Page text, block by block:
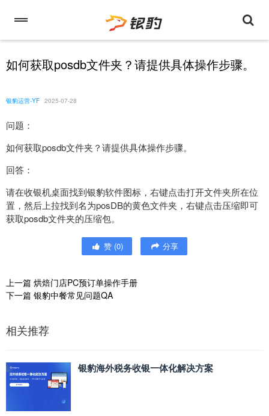
如何获取posdb文件夹？请提供具体操作步骤。
银豹运营-YF 2025-07-28
问题：
如何获取posdb文件夹？请提供具体操作步骤。
回答：
请在收银机桌面找到银豹软件图标，右键点击打开文件夹所在位
置，然后上拉找到名为posDB的黄色文件夹，右键点击压缩即可
获取posdb文件夹的压缩包。
赞 (0) 分享
上一篇 烘焙门店PC预订单操作手册
下一篇 银豹中餐常见问题QA
相关推荐
银豹海外税务收银一体化解决方案